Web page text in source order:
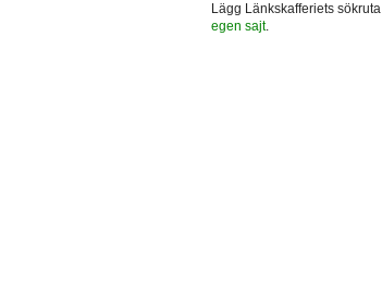
Lägg Länkskafferiets sökruta
egen sajt.